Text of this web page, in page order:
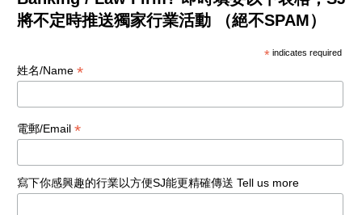
將不定時推送獨家行業活動 （絕不SPAM）
* indicates required
姓名/Name *
電郵/Email *
寫下你感興趣的行業以方便SJ能更精確傳送 Tell us more